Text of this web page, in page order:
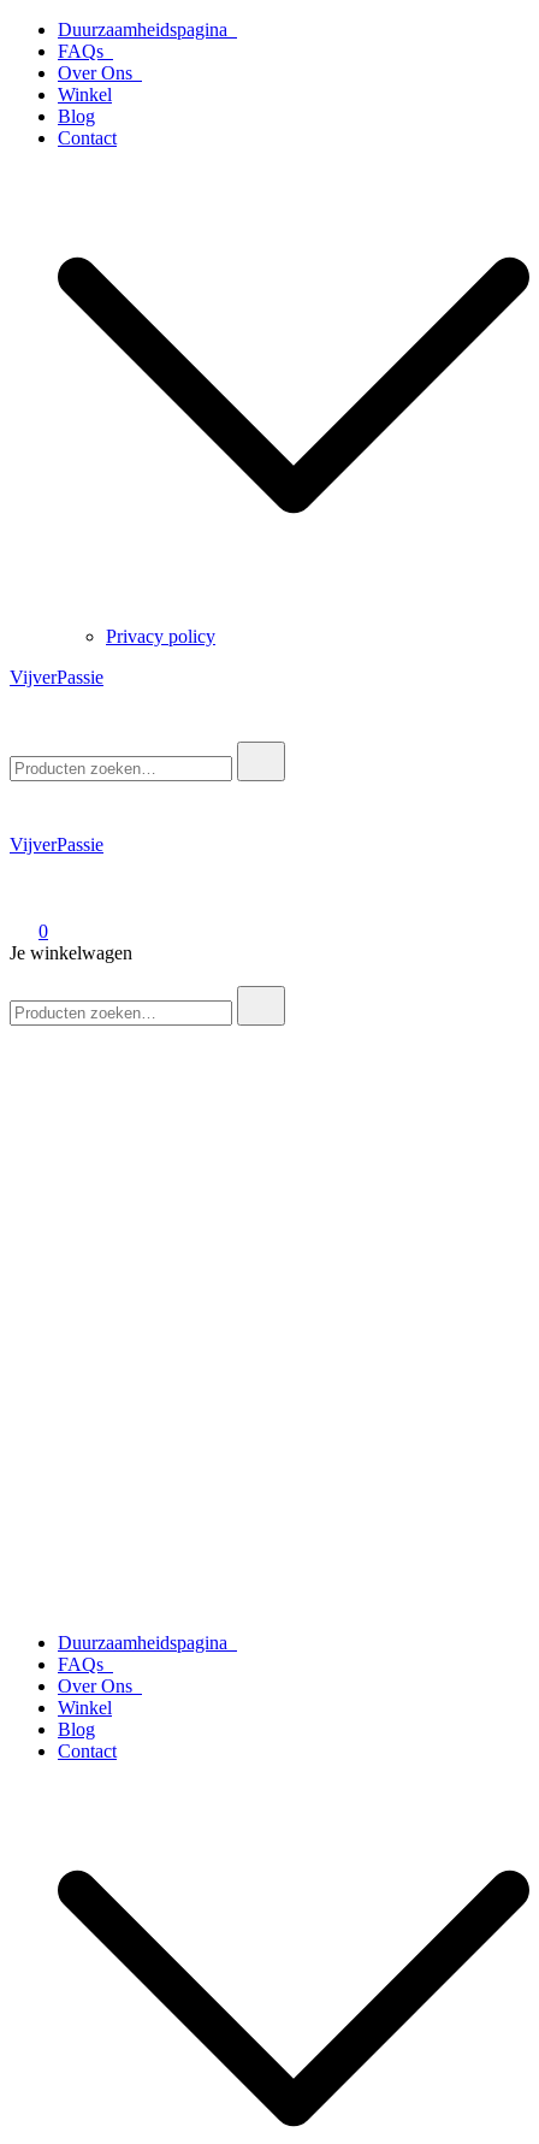
naar
inhoud
Duurzaamheidspagina
FAQs
Over Ons
Winkel
Blog
Contact
Privacy policy
VijverPassie
naar:
VijverPassie
0
Je winkelwagen
naar:
Duurzaamheidspagina
FAQs
Over Ons
Winkel
Blog
Contact